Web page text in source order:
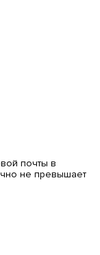
почты в
не превышает